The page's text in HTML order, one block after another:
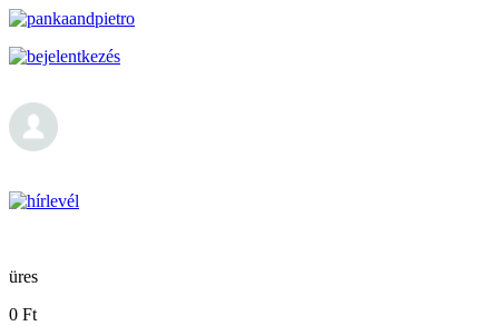
Ugrás a tartalomra
pankaandpietro
üres
0 Ft